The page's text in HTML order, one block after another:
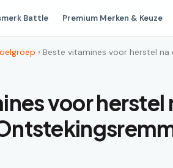
Battle Premium Merken & Keuze
› Beste vitamines voor herstel
voor herstel